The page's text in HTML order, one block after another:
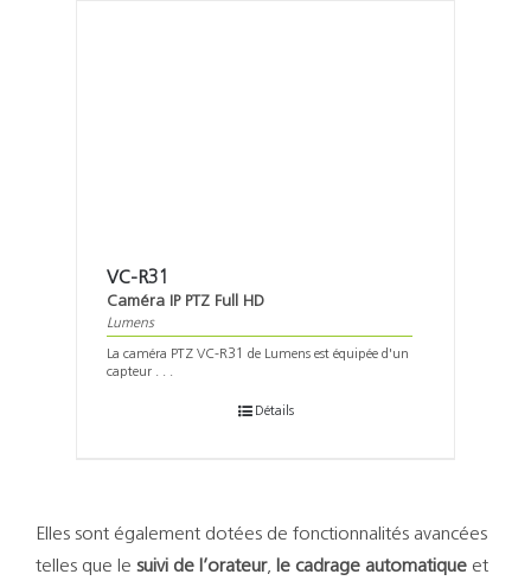
VC-R31
Caméra IP PTZ Full HD
Lumens
La caméra PTZ VC-R31 de Lumens est équipée d'un
capteur . . .
Détails
Elles sont également dotées de fonctionnalités avancées
telles que le suivi de l’orateur, le cadrage automatique et